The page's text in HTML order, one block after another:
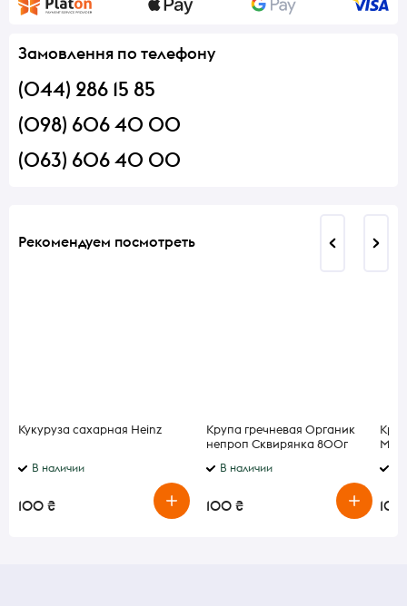
Замовлення по телефону
(044) 286 15 85
(098) 606 40 00
(063) 606 40 00
Рекомендуем посмотреть
Кукуруза сахарная Heinz
В наличии
100 ₴
Крупа гречневая Органик
непроп Сквирянка 800г
В наличии
100 ₴
Мир